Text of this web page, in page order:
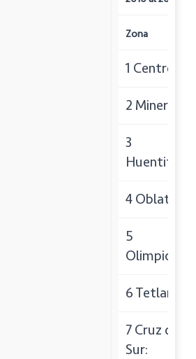
Zona
1 Centro:
2 Minerva:
3
Huentitan:
4 Oblatos:
5
Olimpica:
6 Tetlan:
7 Cruz del
Sur: